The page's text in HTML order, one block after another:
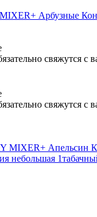
Арбузные
свяжутся с
свяжутся с